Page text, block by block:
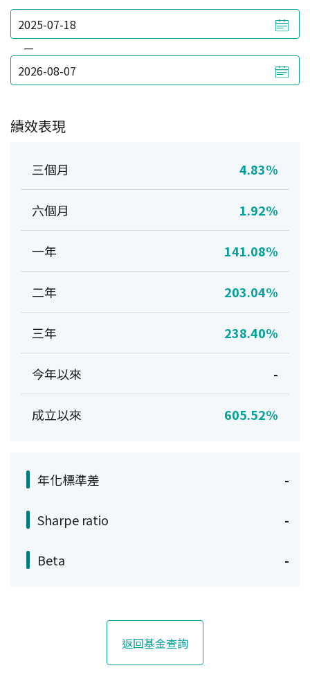
—
績效表現
三個月 4.83%
六個月 1.92%
一年 141.08%
二年 203.04%
三年 238.40%
今年以來 -
成立以來 605.52%
年化標準差 -
Sharpe ratio -
Beta -
返回基金查詢